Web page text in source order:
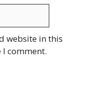
website in this
comment.